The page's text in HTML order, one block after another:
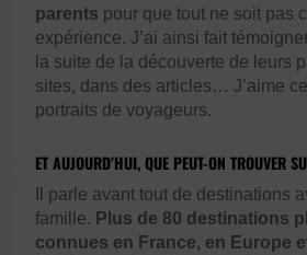
parents pour que tout ne soit pas
expérience. J’ai ainsi fait
la suite de la découverte de leurs
sites, dans des articles… J’aime
portraits de voyageurs.
ET AUJOURD’HUI, QUE PEUT-ON TROUVER
Il parle avant tout de destinations
famille. Plus de 80 destinations
connues en France, en Europe